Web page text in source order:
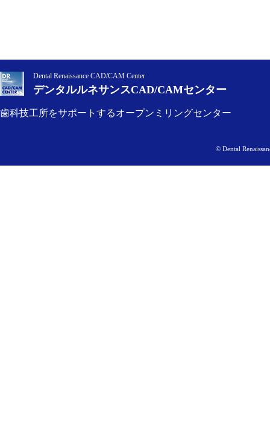
Dental Renaissance CAD/CAM Center
デンタルルネサンスCAD/CAMセンター
歯科技工所をサポートするオープンミリングセンター
© Dental